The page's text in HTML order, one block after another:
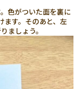
色がついた面を裏に
ます。そのあと、左
ましょう。